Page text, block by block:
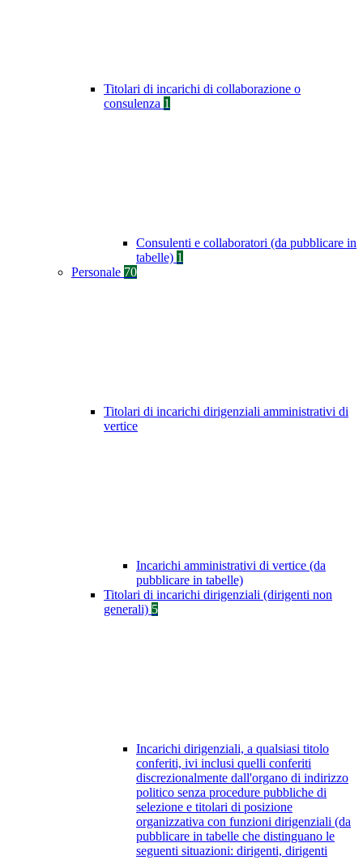
Titolari di incarichi di collaborazione o
consulenza 1
Consulenti e collaboratori (da pubblicare in
tabelle) 1
Personale 70
Titolari di incarichi dirigenziali amministrativi di
vertice
Incarichi amministrativi di vertice (da
pubblicare in tabelle)
Titolari di incarichi dirigenziali (dirigenti non
generali) 5
Incarichi dirigenziali, a qualsiasi titolo
conferiti, ivi inclusi quelli conferiti
discrezionalmente dall'organo di indirizzo
politico senza procedure pubbliche di
selezione e titolari di posizione
organizzativa con funzioni dirigenziali (da
pubblicare in tabelle che distinguano le
seguenti situazioni: dirigenti, dirigenti